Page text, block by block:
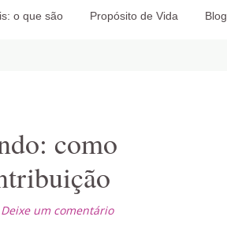
o que são Propósito de Vida Blog
como
Deixe um comentário